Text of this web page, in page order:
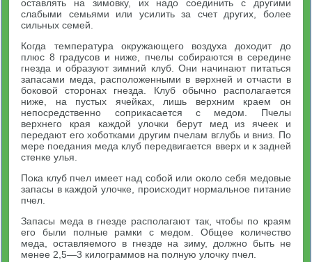
оставлять на зимовку, их надо соединить с другими
слабыми семьями или усилить за счет других, более
сильных семей.
Когда температура окружающего воздуха доходит до
плюс 8 градусов и ниже, пчелы собираются в середине
гнезда и образуют зимний клуб. Они начинают питаться
запасами меда, расположенными в верхней и отчасти в
боковой сторонах гнезда. Клуб обычно располагается
ниже, на пустых ячейках, лишь верхним краем он
непосредственно соприкасается с медом. Пчелы
верхнего края каждой улочки берут мед из ячеек и
передают его хоботками другим пчелам вглубь и вниз. По
мере поедания меда клуб передвигается вверх и к задней
стенке улья.
Пока клуб пчел имеет над собой или около себя медовые
запасы в каждой улочке, происходит нормальное питание
пчел.
Запасы меда в гнезде располагают так, чтобы по краям
его были полные рамки с медом. Общее количество
меда, оставляемого в гнезде на зиму, должно быть не
менее 2,5—3 килограммов на полную улочку пчел.